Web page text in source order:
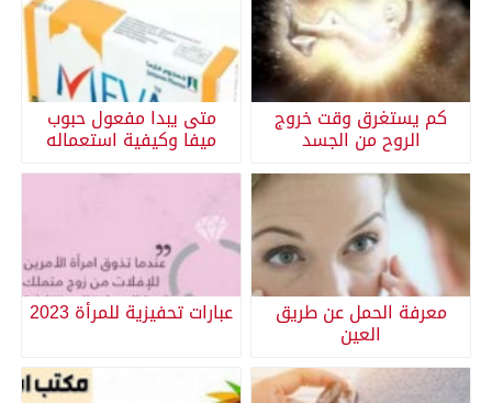
كم يستغرق وقت خروج
الروح من الجسد
متى يبدا مفعول حبوب
ميفا وكيفية استعماله
معرفة الحمل عن طريق
العين
عبارات تحفيزية للمرأة 2023